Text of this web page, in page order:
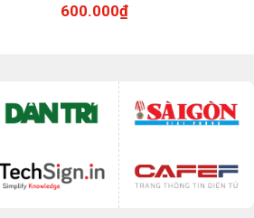
600.000₫